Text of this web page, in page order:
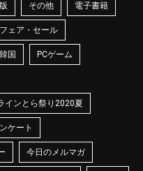
その他 電子書籍
ェア・セール
国 PCゲーム
インとら祭り2020夏
ケート
今日のメルマガ